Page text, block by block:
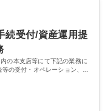
続受付/資産運用提
の本支店等にて下記の業務に
の受付・オペレーション、お